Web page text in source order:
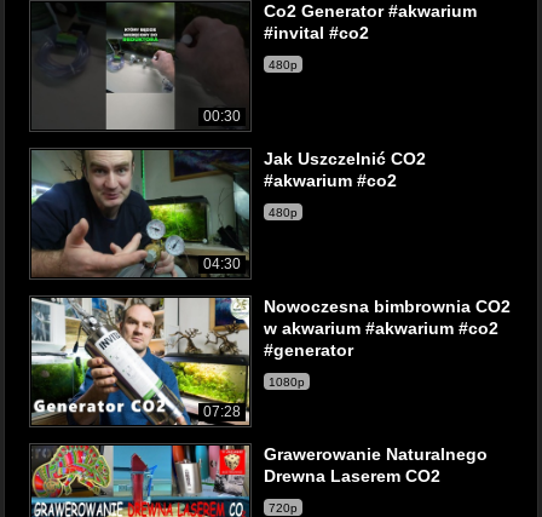
00:30
Co2 Generator #akwarium
#invital #co2
480p
04:30
Jak Uszczelnić CO2
#akwarium #co2
480p
07:28
Nowoczesna bimbrownia CO2
w akwarium #akwarium #co2
#generator
1080p
Grawerowanie Naturalnego
Drewna Laserem CO2
720p